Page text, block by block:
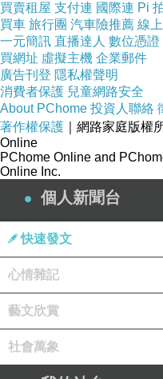
買賣租屋 支付連 國際連 Pi
買車 旅行團 汽車險推薦 線
一元簡訊 直播達人 數位憑證
買網址 虛擬主機 企業郵件
廣告刊登 隱私權聲明
消費者保護 兒童網路安全
About PChome 投資人聯絡
著作權保護 ｜網路家庭版權
Online
PChome Online and
Online Inc.
個人新聞台
快速發文
心情雜記
藝文欣賞
社會萬象